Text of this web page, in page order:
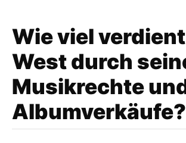
Wie viel
West durch
Musikrechte
Albumverkäufe?